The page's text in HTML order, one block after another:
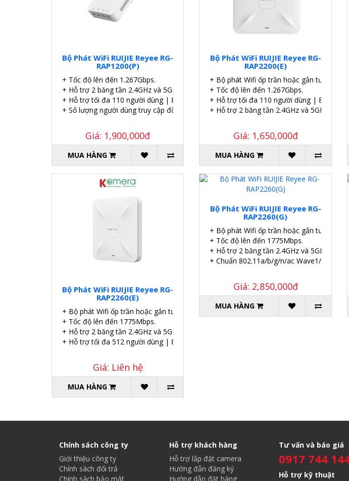
Bộ Phát WiFi RUIJIE Reyee RG-
RAP1200(P)
+ Tốc độ lên đến 1.267Gbps.
+ Hỗ trợ 2 băng tần 2.4GHz và 5GHz
+ Hỗ trợ tối đa 110 người dùng | 8 SSID.
+ Số lượng người dùng truy cập đồng thời đề xuất là 24+.
Giá: 1,900,000đ
MUA HÀNG
Bộ Phát WiFi RUIJIE Reyee RG-
RAP2200(E)
+ Bộ phát Wifi ốp trần hoặc gắn tường.
+ Tốc độ lên đến 1.267Gbps.
+ Hỗ trợ tối đa 110 người dùng | 8 SSID.
+ Hỗ trợ 2 băng tần 2.4GHz và 5GHz.
Giá: 1,650,000đ
MUA HÀNG
Bộ Phát WiFi RUIJIE Reyee RG-
RAP2260(E)
+ Bộ phát Wifi ốp trần hoặc gắn tường.
+ Tốc độ lên đến 1775Mbps.
+ Hỗ trợ 2 băng tần 2.4GHz và 5GHz.
+ Hỗ trợ tối đa 512 người dùng | 8 SSID.
Giá: Liên hệ
MUA HÀNG
Bộ Phát WiFi RUIJIE Reyee RG-
RAP2260(G)
+ Bộ phát Wifi ốp trần hoặc gắn tường.
+ Tốc độ lên đến 1775Mbps.
+ Hỗ trợ 2 băng tần 2.4GHz và 5GHz.
+ Chuẩn 802.11a/b/g/n/ac Wave1/Wave2,
Giá: 2,850,000đ
MUA HÀNG
Chính sách công ty
Giới thiệu công ty
Chính sách đổi trả
Chính sách bảo mật
Hỗ trợ khách hàng
Hỗ trợ lắp đặt camera
Hướng đẫn đăng ký
Hướng dẫn đặt hàng
Tư vấn và báo giá
0917 744
Hỗ trợ kỹ thuật